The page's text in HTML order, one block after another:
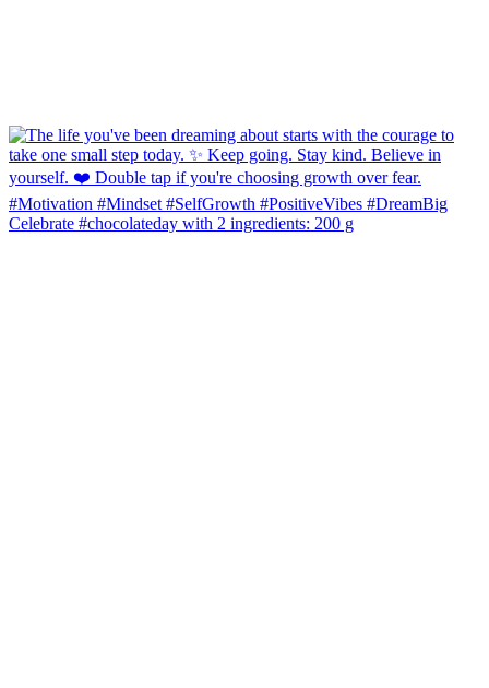
Celebrate #chocolateday with 2 ingredients: 200 g